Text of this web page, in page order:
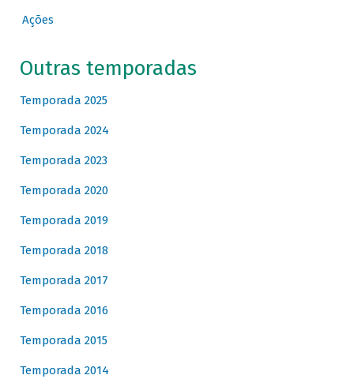
Ações
Outras temporadas
Temporada 2025
Temporada 2024
Temporada 2023
Temporada 2020
Temporada 2019
Temporada 2018
Temporada 2017
Temporada 2016
Temporada 2015
Temporada 2014